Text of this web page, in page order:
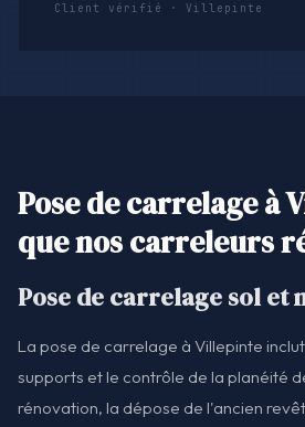
Client vérifié · Villepinte
Pose de carrelage à
que nos carreleurs
Pose de carrelage sol et
La pose de carrelage à Villepinte
supports et le contrôle de la planéité
rénovation, la dépose de l'ancien